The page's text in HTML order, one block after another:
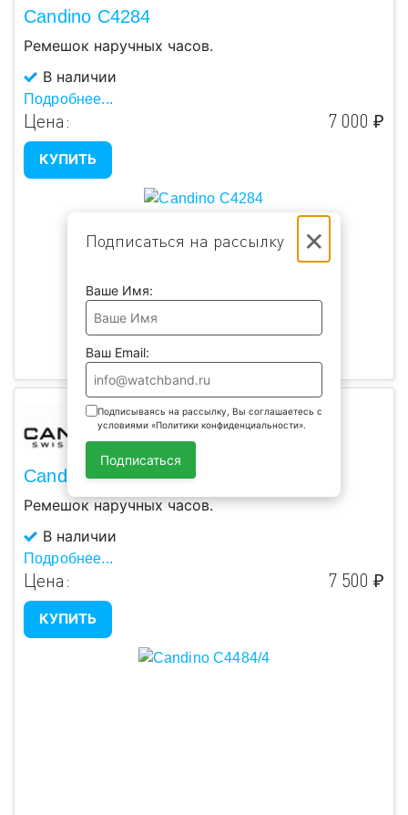
×
Подписаться на рассылку
Ваше Имя:
Ваш Email:
Подписываясь на рассылку, Вы соглашаетесь с
условиями «Политики конфиденциальности».
Подписаться
Candino C4284
Ремешок наручных часов.
В наличии
Подробнее...
Цена: 7 000 ₽
КУПИТЬ
Candino C4484/4
Ремешок наручных часов.
В наличии
Подробнее...
Цена: 7 500 ₽
КУПИТЬ